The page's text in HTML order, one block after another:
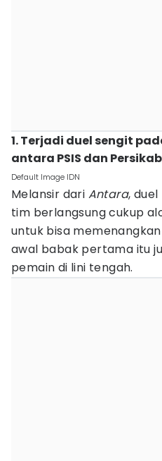
1. Terjadi duel sengit
antara PSIS dan
Default Image IDN
Melansir dari Antara,
tim berlangsung cukup
untuk bisa
awal babak pertama itu
pemain di lini tengah.